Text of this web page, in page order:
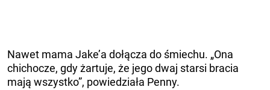
Nawet mama Jake’a dołącza do śmiechu. „Ona
chichocze, gdy żartuje, że jego dwaj starsi bracia
mają wszystko”, powiedziała Penny.